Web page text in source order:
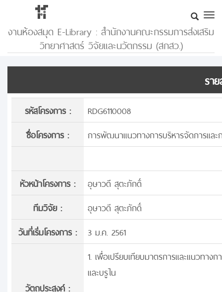
งานห้องสมุด E-Library : สำนักงานคณะกรรมการส่งเสริม
วิทยาศาสตร์ วิจัยและนวัตกรรม (สกสว.)
รา
รหัสโครงการ :
RDG6110008
ชื่อโครงการ :
การพัฒนาแนวทางการบริหารจัดการและ
หัวหน้าโครงการ :
อุษาวดี สุตะภักดิ์
ทีมวิจัย :
อุษาวดี สุตะภักดิ์
วันที่เริ่มโครงการ :
3 ม.ค. 2561
วัตถุประสงค์ :
1. เพื่อเปรียบเทียบมาตรการและแนวทาง
และบรูไน